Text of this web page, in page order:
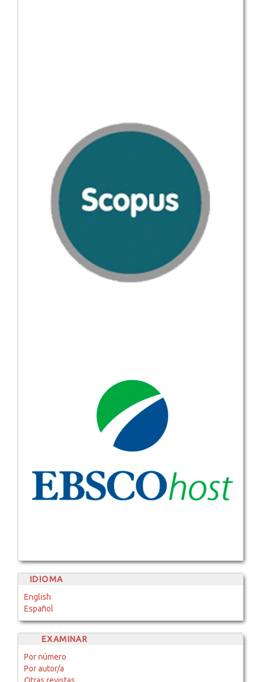
IDIOMA
English
Español
EXAMINAR
Por número
Por autor/a